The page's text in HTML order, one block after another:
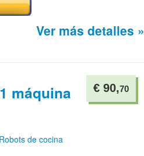
Ver más detalles »
€ 90,70
máquina
Robots de cocina